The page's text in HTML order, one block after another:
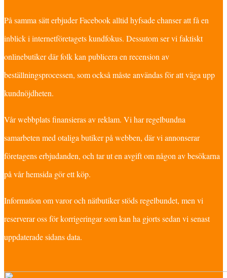
På samma sätt erbjuder Facebook alltid hyfsade chanser att få en
inblick i internetföretagets kundfokus. Dessutom ser vi faktiskt
onlinebutiker där folk kan publicera en recension av
beställningsprocessen, som också måste användas för att väga upp
kundnöjdheten.
Vår webbplats finansieras av reklam. Vi har regelbundna
samarbeten med otaliga butiker på webben, där vi annonserar
företagens erbjudanden, och tar ut en avgift om någon av besökarna
på vår hemsida gör ett köp.
Information om varor och nätbutiker stöds regelbundet, men vi
reserverar oss för korrigeringar som kan ha gjorts sedan vi senast
uppdaterade sidans data.